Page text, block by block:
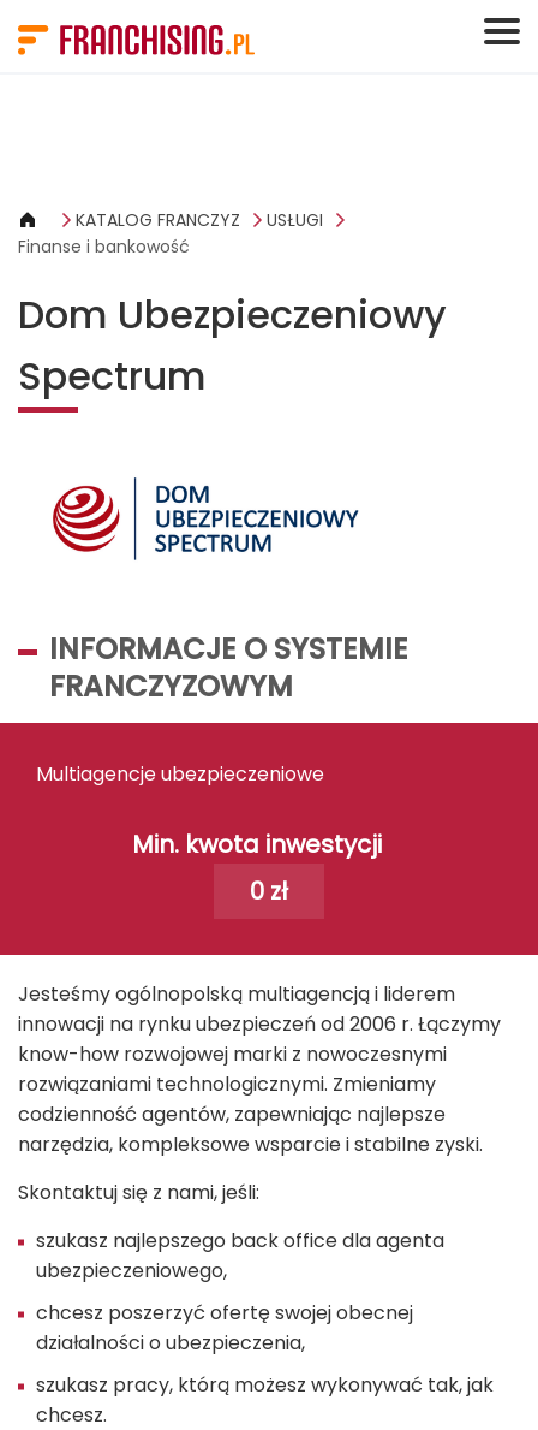
KATALOG FRANCZYZ
USŁUGI
Finanse i bankowość
Dom Ubezpieczeniowy
Spectrum
INFORMACJE O SYSTEMIE
FRANCZYZOWYM
Multiagencje ubezpieczeniowe
Min. kwota inwestycji
0 zł
Jesteśmy ogólnopolską multiagencją i liderem
innowacji na rynku ubezpieczeń od 2006 r. Łączymy
know-how rozwojowej marki z nowoczesnymi
rozwiązaniami technologicznymi. Zmieniamy
codzienność agentów, zapewniając najlepsze
narzędzia, kompleksowe wsparcie i stabilne zyski.
Skontaktuj się z nami, jeśli:
szukasz najlepszego back office dla agenta
ubezpieczeniowego,
chcesz poszerzyć ofertę swojej obecnej
działalności o ubezpieczenia,
szukasz pracy, którą możesz wykonywać tak, jak
chcesz.